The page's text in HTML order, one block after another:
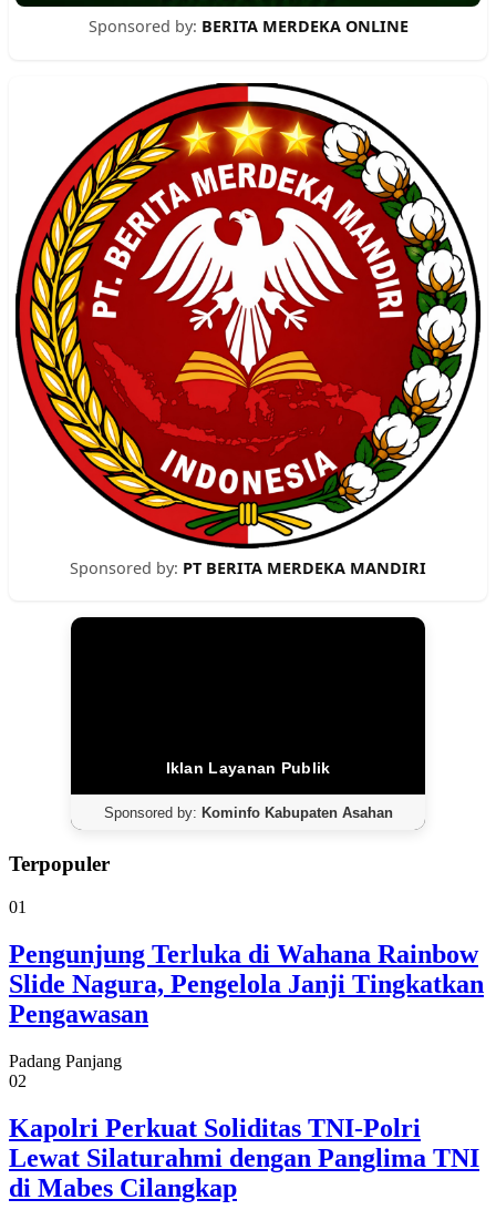
Sponsored by: BERITA MERDEKA ONLINE
Sponsored by: PT BERITA MERDEKA MANDIRI
Iklan Layanan Publik
Sponsored by: Kominfo Kabupaten Asahan
Terpopuler
01
Pengunjung Terluka di Wahana Rainbow
Slide Nagura, Pengelola Janji Tingkatkan
Pengawasan
Padang Panjang
02
Kapolri Perkuat Soliditas TNI-Polri
Lewat Silaturahmi dengan Panglima TNI
di Mabes Cilangkap